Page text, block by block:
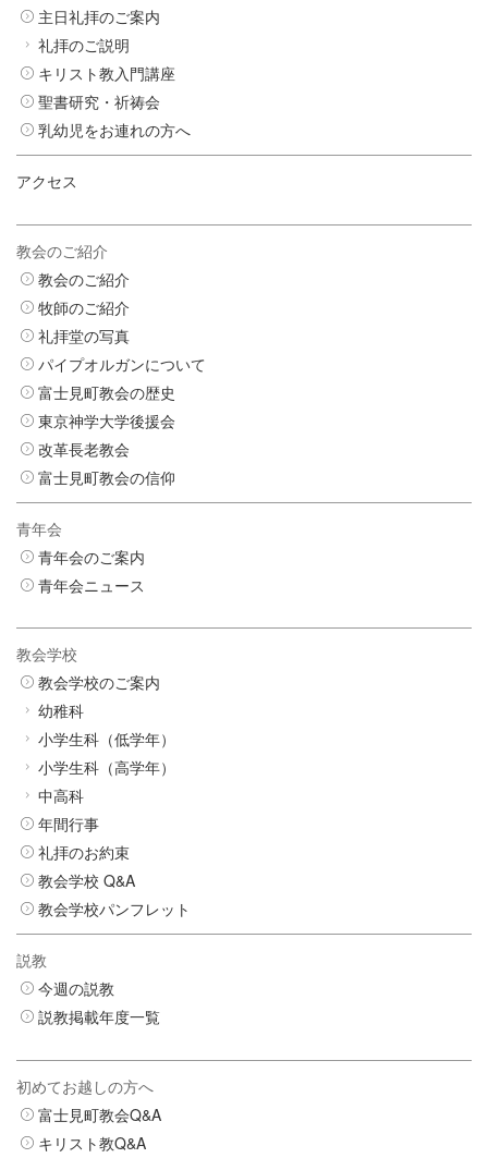
主日礼拝のご案内
礼拝のご説明
キリスト教入門講座
聖書研究・祈祷会
乳幼児をお連れの方へ
アクセス
教会のご紹介
教会のご紹介
牧師のご紹介
礼拝堂の写真
パイプオルガンについて
富士見町教会の歴史
東京神学大学後援会
改革長老教会
富士見町教会の信仰
青年会
青年会のご案内
青年会ニュース
教会学校
教会学校のご案内
幼稚科
小学生科（低学年）
小学生科（高学年）
中高科
年間行事
礼拝のお約束
教会学校 Q&A
教会学校パンフレット
説教
今週の説教
説教掲載年度一覧
初めてお越しの方へ
富士見町教会Q&A
キリスト教Q&A